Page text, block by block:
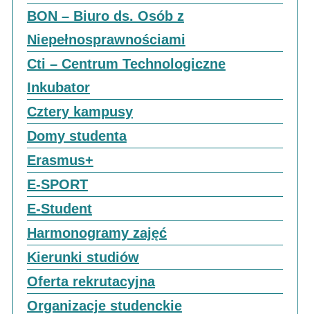
BON – Biuro ds. Osób z
Niepełnosprawnościami
Cti – Centrum Technologiczne
Inkubator
Cztery kampusy
Domy studenta
Erasmus+
E-SPORT
E-Student
Harmonogramy zajęć
Kierunki studiów
Oferta rekrutacyjna
Organizacje studenckie